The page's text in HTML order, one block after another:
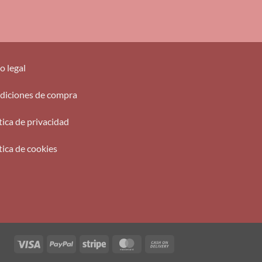
legal
de compra
de privacidad
de cookies
Visa PayPal Stripe MasterCard